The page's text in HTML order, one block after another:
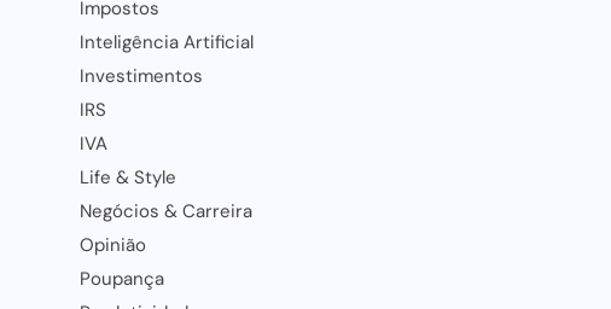
Impostos
Inteligência Artificial
Investimentos
IRS
IVA
Life & Style
Negócios & Carreira
Opinião
Poupança